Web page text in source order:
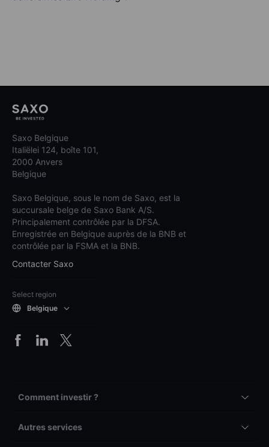
Saxo Belgique
Italiëlei 124, boîte 101,
2000 Anvers
Belgique
Saxo Belgique, sous le nom de Saxo, est la
succursale belge de Saxo Bank A/S.
Principalement contrôlée par la DFSA.
Enregistrée en Belgique auprès de la BNB et
contrôlée par la FSMA et la BNB.
Contacter Saxo
Select region
Belgique
Comment investir ?
Autres services